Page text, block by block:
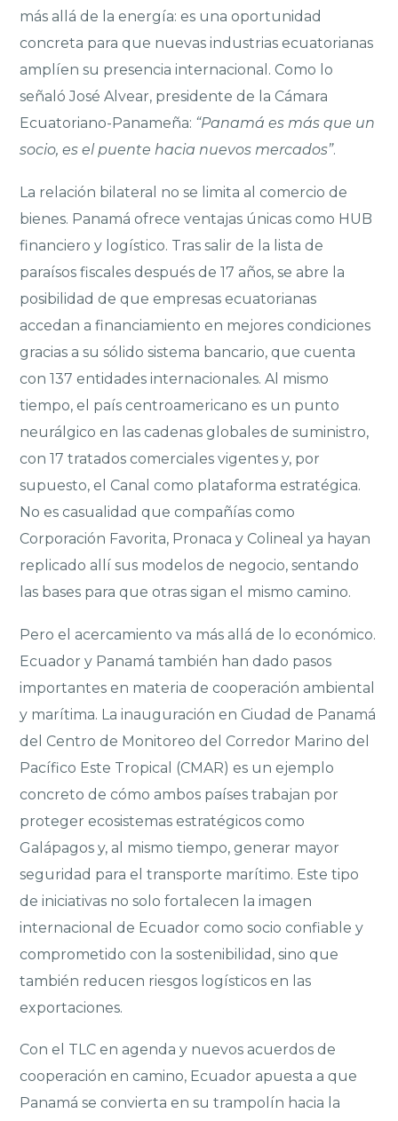
más allá de la energía: es una oportunidad
concreta para que nuevas industrias ecuatorianas
amplíen su presencia internacional. Como lo
señaló José Alvear, presidente de la Cámara
Ecuatoriano-Panameña: “Panamá es más que un
socio, es el puente hacia nuevos mercados”.
La relación bilateral no se limita al comercio de
bienes. Panamá ofrece ventajas únicas como HUB
financiero y logístico. Tras salir de la lista de
paraísos fiscales después de 17 años, se abre la
posibilidad de que empresas ecuatorianas
accedan a financiamiento en mejores condiciones
gracias a su sólido sistema bancario, que cuenta
con 137 entidades internacionales. Al mismo
tiempo, el país centroamericano es un punto
neurálgico en las cadenas globales de suministro,
con 17 tratados comerciales vigentes y, por
supuesto, el Canal como plataforma estratégica.
No es casualidad que compañías como
Corporación Favorita, Pronaca y Colineal ya hayan
replicado allí sus modelos de negocio, sentando
las bases para que otras sigan el mismo camino.
Pero el acercamiento va más allá de lo económico.
Ecuador y Panamá también han dado pasos
importantes en materia de cooperación ambiental
y marítima. La inauguración en Ciudad de Panamá
del Centro de Monitoreo del Corredor Marino del
Pacífico Este Tropical (CMAR) es un ejemplo
concreto de cómo ambos países trabajan por
proteger ecosistemas estratégicos como
Galápagos y, al mismo tiempo, generar mayor
seguridad para el transporte marítimo. Este tipo
de iniciativas no solo fortalecen la imagen
internacional de Ecuador como socio confiable y
comprometido con la sostenibilidad, sino que
también reducen riesgos logísticos en las
exportaciones.
Con el TLC en agenda y nuevos acuerdos de
cooperación en camino, Ecuador apuesta a que
Panamá se convierta en su trampolín hacia la